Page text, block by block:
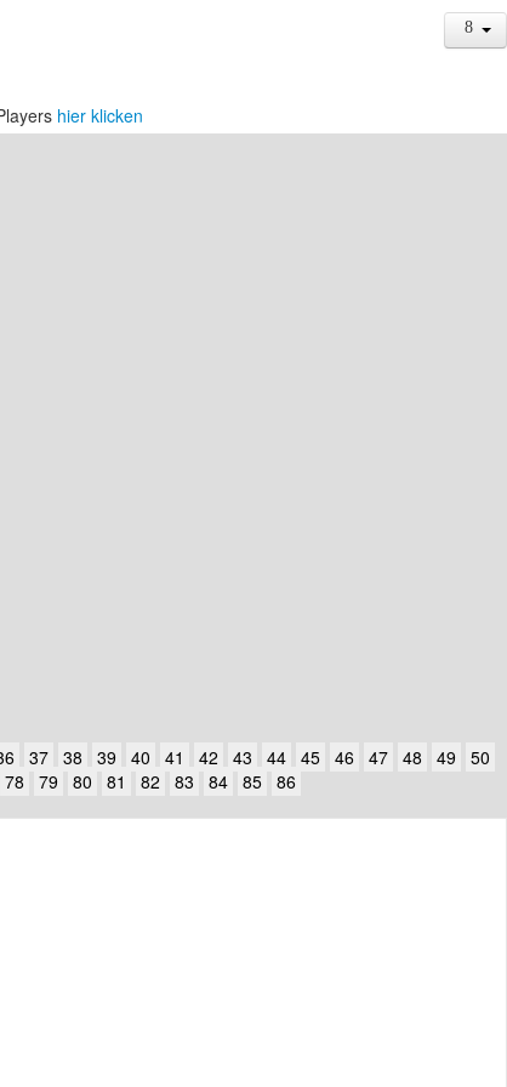
hier klicken
37 38 39 40 41 42 43 44 45 46 47 48 49
50
78 79 80 81 82 83 84 85 86